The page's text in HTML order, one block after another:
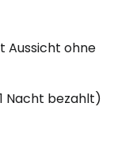
Aussicht ohne
Nacht bezahlt)